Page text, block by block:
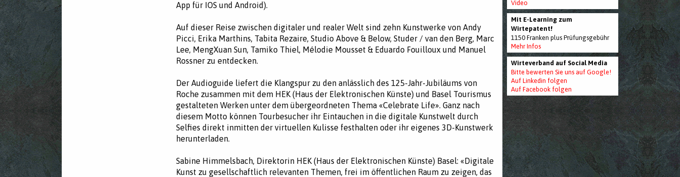
App für IOS und Android).
Auf dieser Reise zwischen digitaler und realer Welt sind zehn Kunstwerke von Andy
Picci, Erika Marthins, Tabita Rezaire, Studio Above & Below, Studer / van den Berg, Marc
Lee, MengXuan Sun, Tamiko Thiel, Mélodie Mousset & Eduardo Fouilloux und Manuel
Rossner zu entdecken.
Der Audioguide liefert die Klangspur zu den anlässlich des 125-Jahr-Jubiläums von
Roche zusammen mit dem HEK (Haus der Elektronischen Künste) und Basel Tourismus
gestalteten Werken unter dem übergeordneten Thema «Celebrate Life». Ganz nach
diesem Motto können Tourbesucher ihr Eintauchen in die digitale Kunstwelt durch
Selfies direkt inmitten der virtuellen Kulisse festhalten oder ihr eigenes 3D-Kunstwerk
herunterladen.
Sabine Himmelsbach, Direktorin HEK (Haus der Elektronischen Künste) Basel: «Digitale
Kunst zu gesellschaftlich relevanten Themen, frei im öffentlichen Raum zu zeigen, das
Video
Mit E-Learning zum
Wirtepatent!
1150 Franken plus Prüfungsgebühr
Mehr Infos
Wirteverband auf Social Media
Bitte bewerten Sie uns auf Google!
Auf Linkedin folgen
Auf Facebook folgen